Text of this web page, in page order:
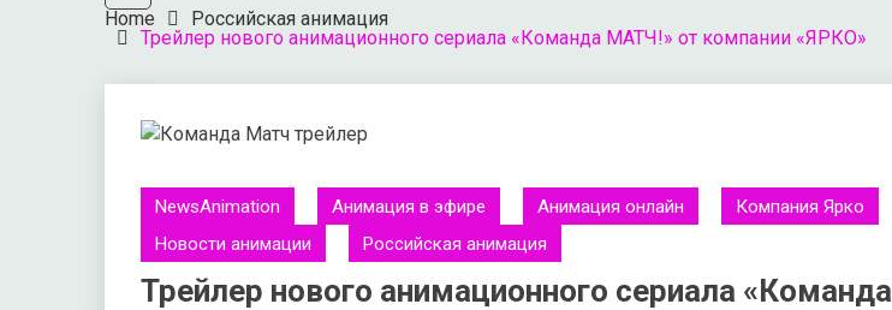
Home
Российская анимация
Трейлер нового анимационного сериала «Команда МАТЧ!» от компании «ЯРКО»
NewsAnimation Анимация в эфире Анимация онлайн
Компания Ярко
Новости анимации
Российская анимация
Трейлер нового анимационного сериала «Команда